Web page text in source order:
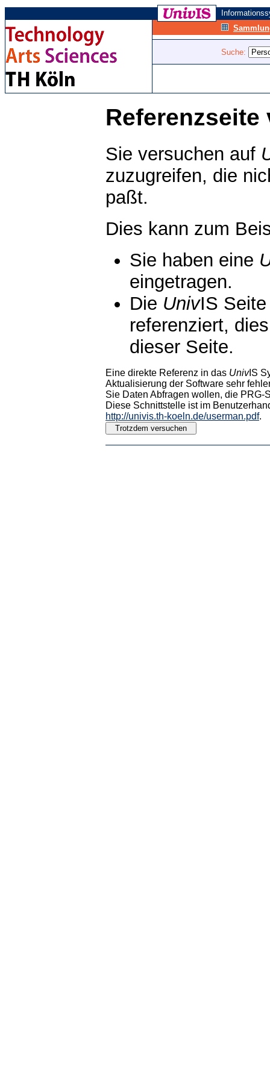
Suche:
Referenzseite
Sie versuchen auf
zuzugreifen, die
paßt.
Dies kann zum
Sie haben eine
eingetragen.
Die UnivIS
referenziert,
dieser Seite.
Eine direkte Referenz in das UnivIS
Aktualisierung der Software sehr
Sie Daten Abfragen wollen, die PRG-
Diese Schnittstelle ist im
http://univis.th-koeln.de/userman.pdf.